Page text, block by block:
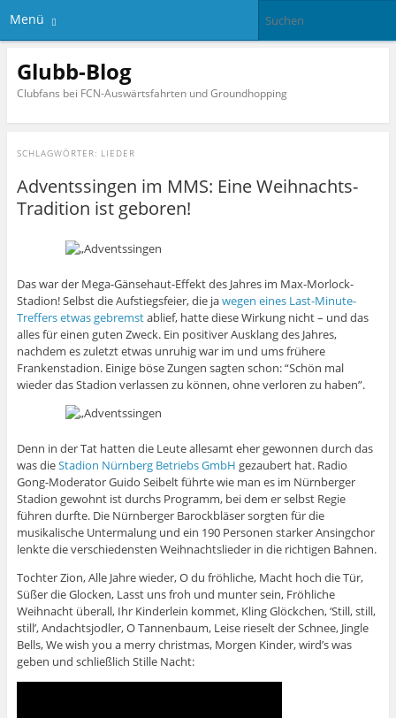
Menü
Glubb-Blog
Clubfans bei FCN-Auswärtsfahrten und Groundhopping
SCHLAGWÖRTER: LIEDER
Adventssingen im MMS: Eine Weihnachts-
Tradition ist geboren!
Das war der Mega-Gänsehaut-Effekt des Jahres im Max-Morlock-
Stadion! Selbst die Aufstiegsfeier, die jawegen eines Last-Minute-
Treffers etwas gebremstablief, hatte diese Wirkung nicht – und das
alles für einen guten Zweck. Ein positiver Ausklang des Jahres,
nachdem es zuletzt etwas unruhig war im und ums frühere
Frankenstadion. Einige böse Zungen sagten schon: “Schön mal
wieder das Stadion verlassen zu können, ohne verloren zu haben”.
Denn in der Tat hatten die Leute allesamt eher gewonnen durch das
was dieStadion Nürnberg Betriebs GmbH gezaubert hat. Radio
Gong-Moderator Guido Seibelt führte wie man es im Nürnberger
Stadion gewohnt ist durchs Programm, bei dem er selbst Regie
führen durfte. Die Nürnberger Barockbläser sorgten für die
musikalische Untermalung und ein 190 Personen starker Ansingchor
lenkte die verschiedensten Weihnachtslieder in die richtigen Bahnen.
Tochter Zion, Alle Jahre wieder, O du fröhliche, Macht hoch die Tür,
Süßer die Glocken, Lasst uns froh und munter sein, Fröhliche
Weihnacht überall, Ihr Kinderlein kommet, Kling Glöckchen, ‘Still, still,
still’, Andachtsjodler, O Tannenbaum, Leise rieselt der Schnee, Jingle
Bells, We wish you a merry christmas, Morgen Kinder, wird’s was
geben und schließlich Stille Nacht: